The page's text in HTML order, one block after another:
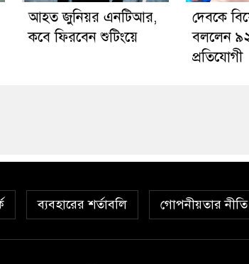
আহত জুনিয়র এনটিআর,
কবে ফিরবেন শুটিংয়ে
দেবকে
বললেন
প্রতিযোগী
ব্যবহারের শর্তাবলি গোপনীয়তার নীতি